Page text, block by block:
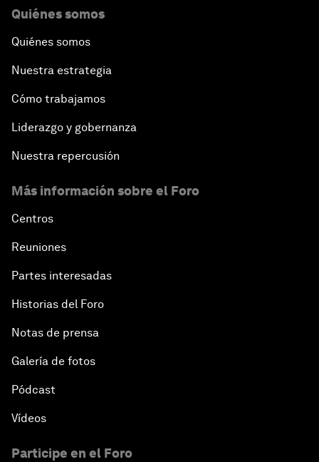
Quiénes somos
Quiénes somos
Nuestra estrategia
Cómo trabajamos
Liderazgo y gobernanza
Nuestra repercusión
Más información sobre el Foro
Centros
Reuniones
Partes interesadas
Historias del Foro
Notas de prensa
Galería de fotos
Pódcast
Vídeos
Participe en el Foro